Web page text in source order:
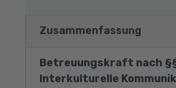
Zusammenfassung
Betreuungskraft nach
Interkulturelle